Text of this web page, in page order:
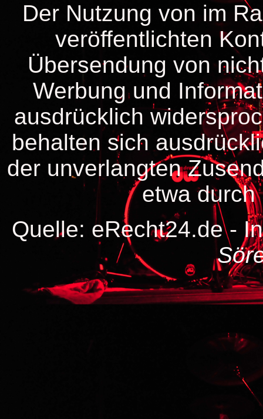
Der Nutzung von im
veröffentlichten
Übersendung von
Werbung und
ausdrücklich
behalten sich
der unverlangten
etwa durch
Quelle: eRecht24.de -